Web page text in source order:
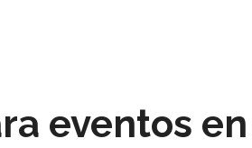
eventos